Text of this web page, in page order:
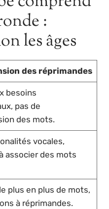
:
les âges
des réprimandes
besoins
pas de
des mots.
vocales,
associer des mots
plus en plus de mots,
à réprimandes.